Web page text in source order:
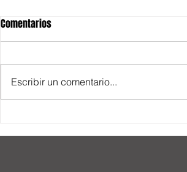
Agreden a enfermera del IMSS en
Apodaca
Comentarios
Escribir un comentario...